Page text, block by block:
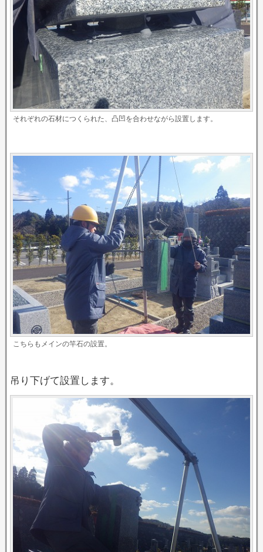
それぞれの石材につくられた、凸凹を合わせながら設置します。
こちらもメインの竿石の設置。
吊り下げて設置します。